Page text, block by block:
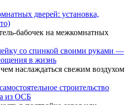
дверей: установка,
бабочек на межкомнатных
со спинкой своими руками —
в жизнь
наслаждаться свежим воздухом
строительство
из ОСБ